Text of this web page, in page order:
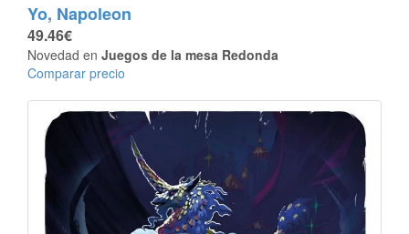
Yo, Napoleon
49.46€
Novedad en Juegos de la mesa Redonda
Comparar precio